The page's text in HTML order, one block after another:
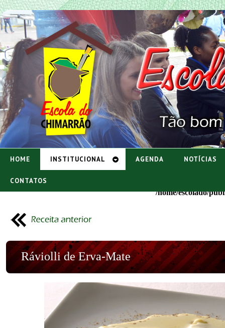
HOME INSTITUCIONAL AGENDA NOTÍCIAS
CONTATOSDeprecated
/home/escolado/
Ráviolli de Erva-Mate